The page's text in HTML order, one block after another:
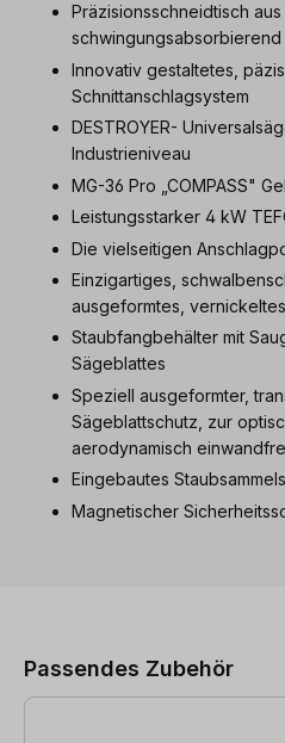
Präzisionsschneidtisch
Innovativ gestaltetes,
Schnittanschlagsystem
DESTROYER-
Industrieniveau
MG-36 Pro „COMPASS"
Leistungsstarker 4 kW
Die vielseitigen
Einzigartiges,
ausgeformtes,
Staubfangbehälter mit
Sägeblattes
Speziell ausgeformter,
Sägeblattschutz, zur
aerodynamisch
Eingebautes
Magnetischer
Passendes Zubehör